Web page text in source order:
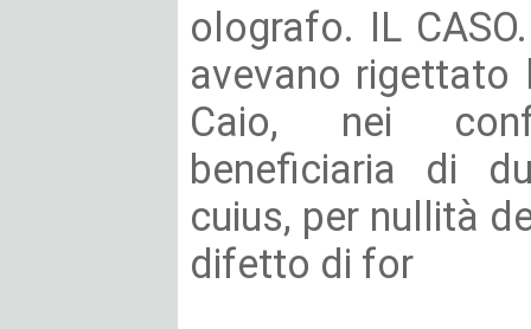
olografo. IL
avevano
Caio, nei
beneficiaria di
cuius, per nullità
difetto di for